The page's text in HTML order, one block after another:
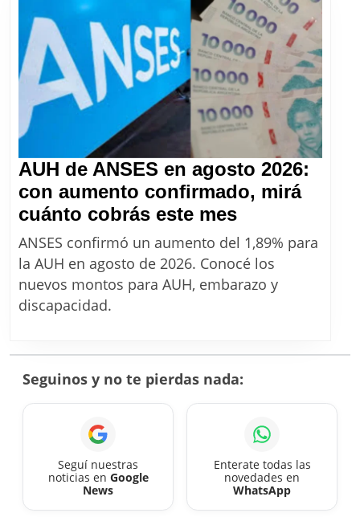
agosto
2026
para
AUH,
SUAF
y
embarazo
AUH de ANSES en agosto 2026:
con aumento confirmado, mirá
cuánto cobrás este mesAUH
de
ANSES
en
cuánto
cobrás
este
mes
ANSES confirmó un aumento del 1,89% para
la AUH en agosto de 2026. Conocé los
nuevos montos para AUH, embarazo y
discapacidad.
Seguinos y no te pierdas nada:
Seguí nuestras
noticias en Google
News
Enterate todas las
novedades en
WhatsApp